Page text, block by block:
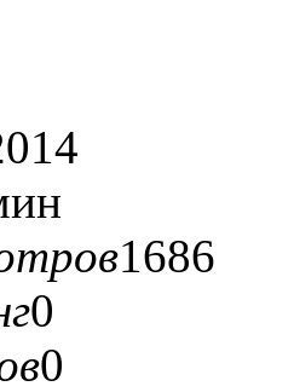
1686
0
0